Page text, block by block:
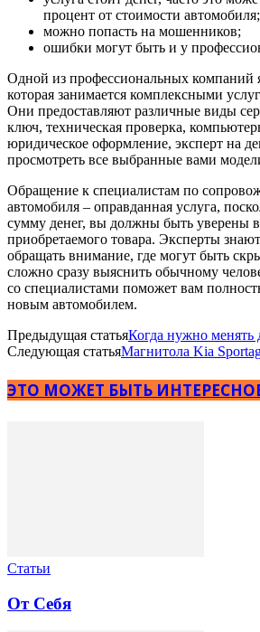
процент от стоимости автомобиля;
можно попасть на мошенников;
ошибки могут быть и у
Одной из профессиональных компаний
которая занимается комплексными
Они предоставляют различные виды
ключ, техническая проверка,
юридическое оформление, эксперт на
просмотреть все выбранные вами
Обращение к специалистам по
автомобиля – оправданная услуга,
сумму денег, вы должны быть уверены в
приобретаемого товара. Эксперты
обращать внимание, где могут быть
сложно сразу выяснить обычному
со специалистами поможет вам
новым автомобилем.
Предыдущая статьяКогда нужно менять
Следующая статьяМагнитола Kia
ЭТО МОЖЕТ БЫТЬ ИНТЕРЕСНО
Статьи
От Себя